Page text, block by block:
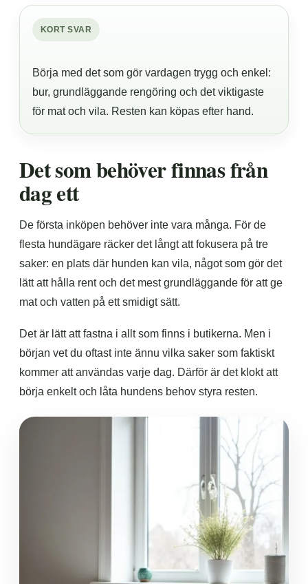
KORT SVAR
Börja med det som gör vardagen trygg och enkel:
bur, grundläggande rengöring och det viktigaste
för mat och vila. Resten kan köpas efter hand.
Det som behöver finnas från
dag ett
De första inköpen behöver inte vara många. För de
flesta hundägare räcker det långt att fokusera på tre
saker: en plats där hunden kan vila, något som gör det
lätt att hålla rent och det mest grundläggande för att ge
mat och vatten på ett smidigt sätt.
Det är lätt att fastna i allt som finns i butikerna. Men i
början vet du oftast inte ännu vilka saker som faktiskt
kommer att användas varje dag. Därför är det klokt att
börja enkelt och låta hundens behov styra resten.